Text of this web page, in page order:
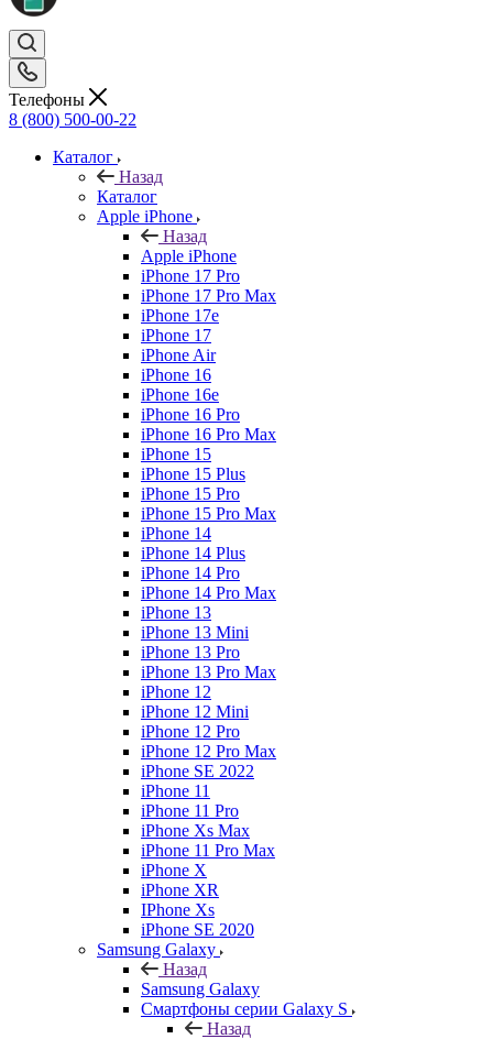
Телефоны
8 (800) 500-00-22
Каталог
Назад
Каталог
Apple iPhone
Назад
Apple iPhone
iPhone 17 Pro
iPhone 17 Pro Max
iPhone 17e
iPhone 17
iPhone Air
iPhone 16
iPhone 16e
iPhone 16 Pro
iPhone 16 Pro Max
iPhone 15
iPhone 15 Plus
iPhone 15 Pro
iPhone 15 Pro Max
iPhone 14
iPhone 14 Plus
iPhone 14 Pro
iPhone 14 Pro Max
iPhone 13
iPhone 13 Mini
iPhone 13 Pro
iPhone 13 Pro Max
iPhone 12
iPhone 12 Mini
iPhone 12 Pro
iPhone 12 Pro Max
iPhone SE 2022
iPhone 11
iPhone 11 Pro
iPhone Xs Max
iPhone 11 Pro Max
iPhone X
iPhone XR
IPhone Xs
iPhone SE 2020
Samsung Galaxy
Назад
Samsung Galaxy
Смартфоны серии Galaxy S
Назад